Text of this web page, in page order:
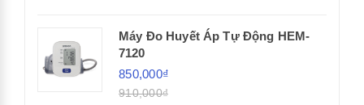
Máy Đo Huyết Áp Tự Động HEM-
7120
850,000₫
910,000₫